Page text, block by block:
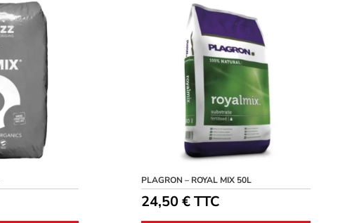
PLAGRON – ROYAL MIX 50L
24,50€TTC